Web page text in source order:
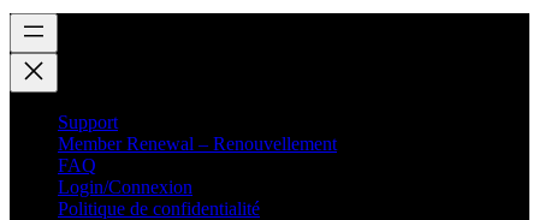
Support
Member Renewal – Renouvellement
FAQ
Login/Connexion
Politique de confidentialité